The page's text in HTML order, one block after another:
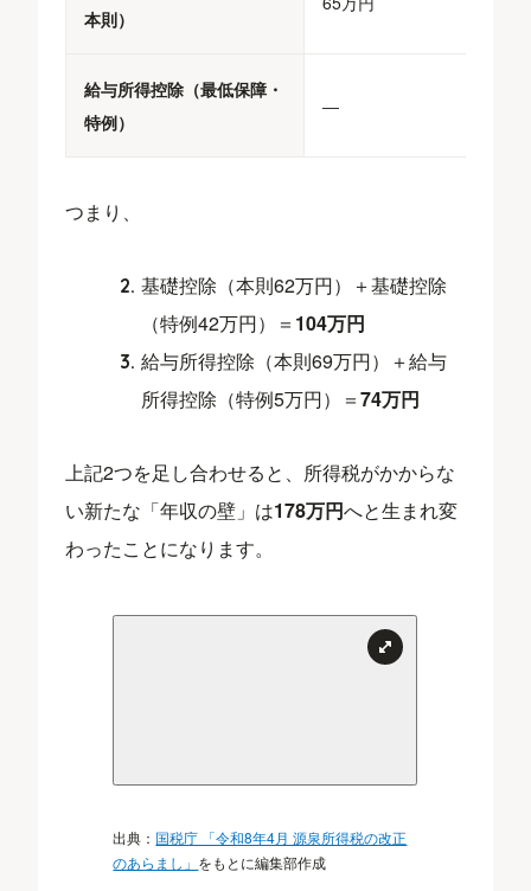
本則）
給与所得控除（最低保障・
特例）
―
つまり、
基礎控除（本則62万円）＋基礎控除
（特例42万円）＝ 104万円
給与所得控除（本則69万円）＋給与
所得控除（特例5万円）＝74万円
上記2つを足し合わせると、所得税がかからな
い新たな「年収の壁」は178万円へと生まれ変
わったことになります。
出典： 国税庁 「令和8年4月 源泉所得税の改正
のあらまし」 をもとに編集部作成